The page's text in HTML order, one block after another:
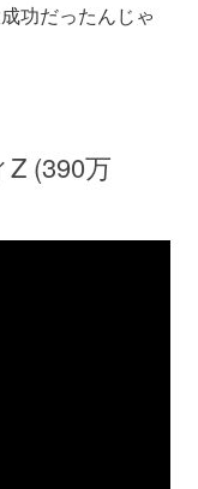
功だったんじゃ
(390万